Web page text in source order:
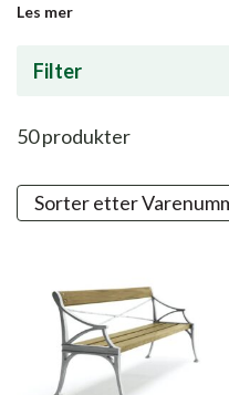
Les mer
Filter
50produkter